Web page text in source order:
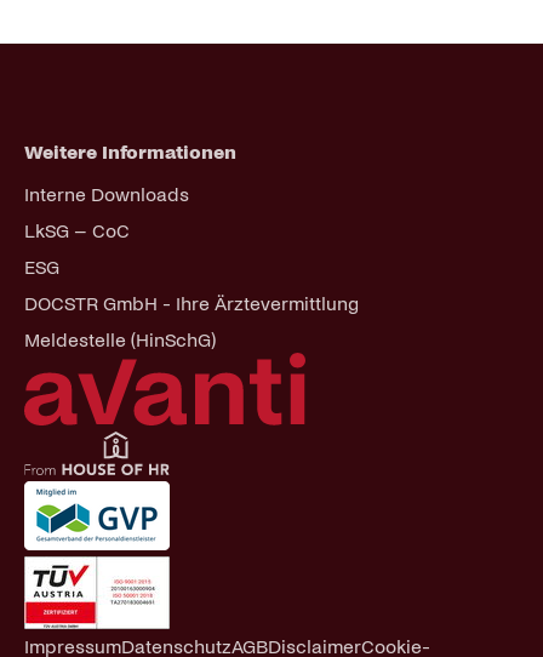
Weitere Informationen
Navigation
Interne Downloads
LkSG – CoC
ESG
DOCSTR GmbH - Ihre Ärztevermittlung
Meldestelle (HinSchG)
Navigation
ImpressumDatenschutzAGBDisclaimerCookie-